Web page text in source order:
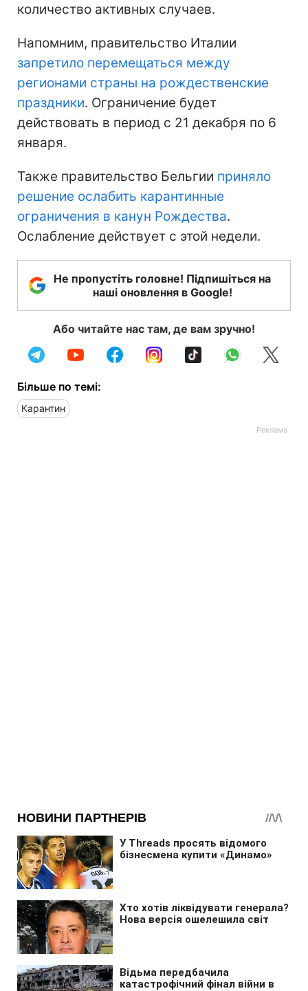
количество активных случаев.
Напомним, правительство Италии
запретило перемещаться между
регионами страны на рождественские
праздники. Ограничение будет
действовать в период с 21 декабря по 6
января.
Также правительство Бельгии приняло
решение ослабить карантинные
ограничения в канун Рождества.
Ослабление действует с этой недели.
Не пропустіть головне! Підпишіться на
наші оновлення в Google!
Або читайте нас там, де вам зручно!
Більше по темі:
Карантин